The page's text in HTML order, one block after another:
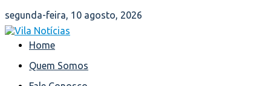
segunda-feira, 10 agosto, 2026
Home
Quem Somos